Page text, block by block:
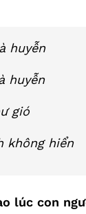
huyễn
huyễn
gió
không hiển
lúc con